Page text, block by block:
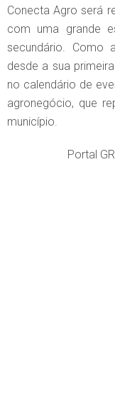
Conecta Agro será
com uma grande
secundário. Como
desde a sua
no calendário de
agronegócio, que
município.
Portal